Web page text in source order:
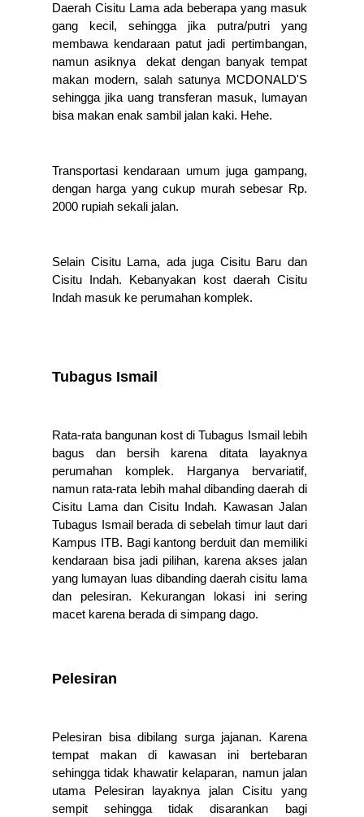
Daerah Cisitu Lama ada beberapa yang masuk
gang kecil, sehingga jika putra/putri yang
membawa kendaraan patut jadi pertimbangan,
namun asiknya  dekat dengan banyak tempat
makan modern, salah satunya MCDONALD'S
sehingga jika uang transferan masuk, lumayan
bisa makan enak sambil jalan kaki. Hehe.
Transportasi kendaraan umum juga gampang,
dengan harga yang cukup murah sebesar Rp.
2000 rupiah sekali jalan.
Selain Cisitu Lama, ada juga Cisitu Baru dan
Cisitu Indah. Kebanyakan kost daerah Cisitu
Indah masuk ke perumahan komplek.
Tubagus Ismail
Rata-rata bangunan kost di Tubagus Ismail lebih
bagus dan bersih karena ditata layaknya
perumahan komplek. Harganya bervariatif,
namun rata-rata lebih mahal dibanding daerah di
Cisitu Lama dan Cisitu Indah. Kawasan Jalan
Tubagus Ismail berada di sebelah timur laut dari
Kampus ITB. Bagi kantong berduit dan memiliki
kendaraan bisa jadi pilihan, karena akses jalan
yang lumayan luas dibanding daerah cisitu lama
dan pelesiran. Kekurangan lokasi ini sering
macet karena berada di simpang dago.
Pelesiran
Pelesiran bisa dibilang surga jajanan. Karena
tempat makan di kawasan ini bertebaran
sehingga tidak khawatir kelaparan, namun jalan
utama Pelesiran layaknya jalan Cisitu yang
sempit sehingga tidak disarankan bagi